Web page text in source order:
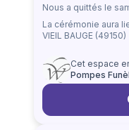
Nous a quittés le
La cérémonie aura
VIEIL BAUGE (49150)
Cet espace
Pompes